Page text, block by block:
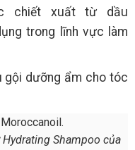
chiết xuất từ dầu
trong lĩnh vực làm
gội dưỡng ẩm cho tóc
Shampoo của